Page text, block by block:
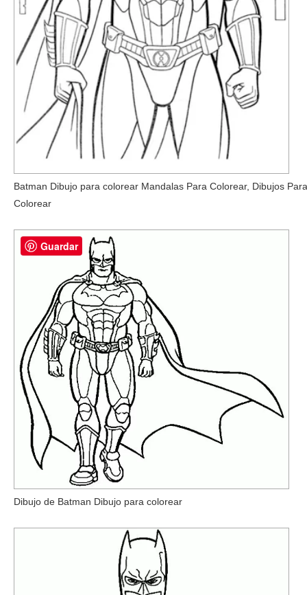
Batman Dibujo para colorear Mandalas Para Colorear, Dibujos Para
Colorear
Dibujo de Batman Dibujo para colorear
Guardar